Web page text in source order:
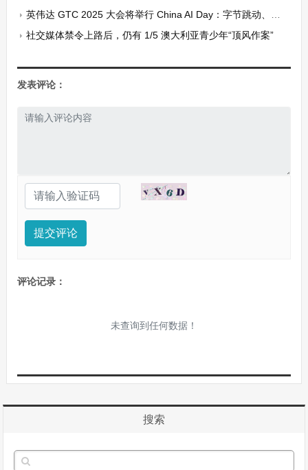
英伟达 GTC 2025 大会将举行 China AI Day：字节跳动、阿里云、百度、京东、美团等企业参加
社交媒体禁令上路后，仍有 1/5 澳大利亚青少年“顶风作案”
发表评论：
提交评论
评论记录：
未查询到任何数据！
搜索